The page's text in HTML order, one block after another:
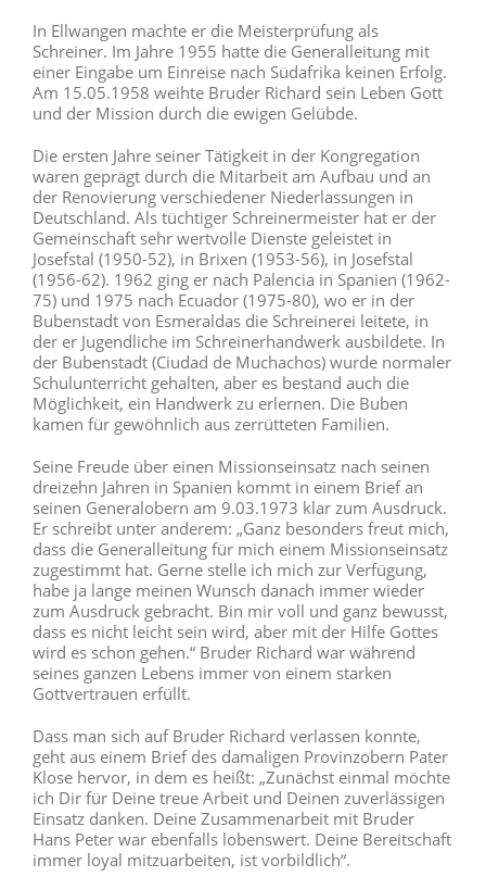
In Ellwangen machte er die Meisterprüfung als
Schreiner. Im Jahre 1955 hatte die Generalleitung mit
einer Eingabe um Einreise nach Südafrika keinen Erfolg.
Am 15.05.1958 weihte Bruder Richard sein Leben Gott
und der Mission durch die ewigen Gelübde.
Die ersten Jahre seiner Tätigkeit in der Kongregation
waren geprägt durch die Mitarbeit am Aufbau und an
der Renovierung verschiedener Niederlassungen in
Deutschland. Als tüchtiger Schreinermeister hat er der
Gemeinschaft sehr wertvolle Dienste geleistet in
Josefstal (1950-52), in Brixen (1953-56), in Josefstal
(1956-62). 1962 ging er nach Palencia in Spanien (1962-
75) und 1975 nach Ecuador (1975-80), wo er in der
Bubenstadt von Esmeraldas die Schreinerei leitete, in
der er Jugendliche im Schreinerhandwerk ausbildete. In
der Bubenstadt (Ciudad de Muchachos) wurde normaler
Schulunterricht gehalten, aber es bestand auch die
Möglichkeit, ein Handwerk zu erlernen. Die Buben
kamen für gewöhnlich aus zerrütteten Familien.
Seine Freude über einen Missionseinsatz nach seinen
dreizehn Jahren in Spanien kommt in einem Brief an
seinen Generalobern am 9.03.1973 klar zum Ausdruck.
Er schreibt unter anderem: „Ganz besonders freut mich,
dass die Generalleitung für mich einem Missionseinsatz
zugestimmt hat. Gerne stelle ich mich zur Verfügung,
habe ja lange meinen Wunsch danach immer wieder
zum Ausdruck gebracht. Bin mir voll und ganz bewusst,
dass es nicht leicht sein wird, aber mit der Hilfe Gottes
wird es schon gehen.“ Bruder Richard war während
seines ganzen Lebens immer von einem starken
Gottvertrauen erfüllt.
Dass man sich auf Bruder Richard verlassen konnte,
geht aus einem Brief des damaligen Provinzobern Pater
Klose hervor, in dem es heißt: „Zunächst einmal möchte
ich Dir für Deine treue Arbeit und Deinen zuverlässigen
Einsatz danken. Deine Zusammenarbeit mit Bruder
Hans Peter war ebenfalls lobenswert. Deine Bereitschaft
immer loyal mitzuarbeiten, ist vorbildlich“.